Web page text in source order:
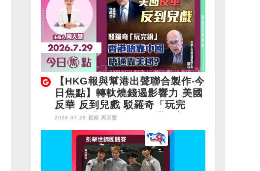
【HKG報與幫港出聲聯合製作‧今
日焦點】轉軚燒錢遏影響力 美國
反華 反到兒戲 駁羅奇「玩完
論」 香港唔靠中國 唔通靠美
國？
2026.07.29 視頻 周天慧